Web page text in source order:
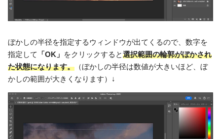
ぼかしの半径を指定するウィンドウが出てくるので、数字を
指定して
「OK」 をクリックすると選択範囲の輪郭がぼかされ
た状態になります。 （ぼかしの半径は数値が大きいほど、ぼ
かしの範囲が大きくなります）↓